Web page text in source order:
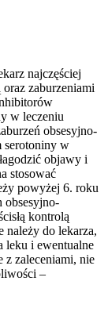
najczęściej
zaburzeniami
w leczeniu
obsesyjno-
serotoniny w
objawy i
stosować
powyżej 6. roku
obsesyjno-
kontrolą
należy do lekarza,
leku i ewentualne
z zaleceniami, nie
–